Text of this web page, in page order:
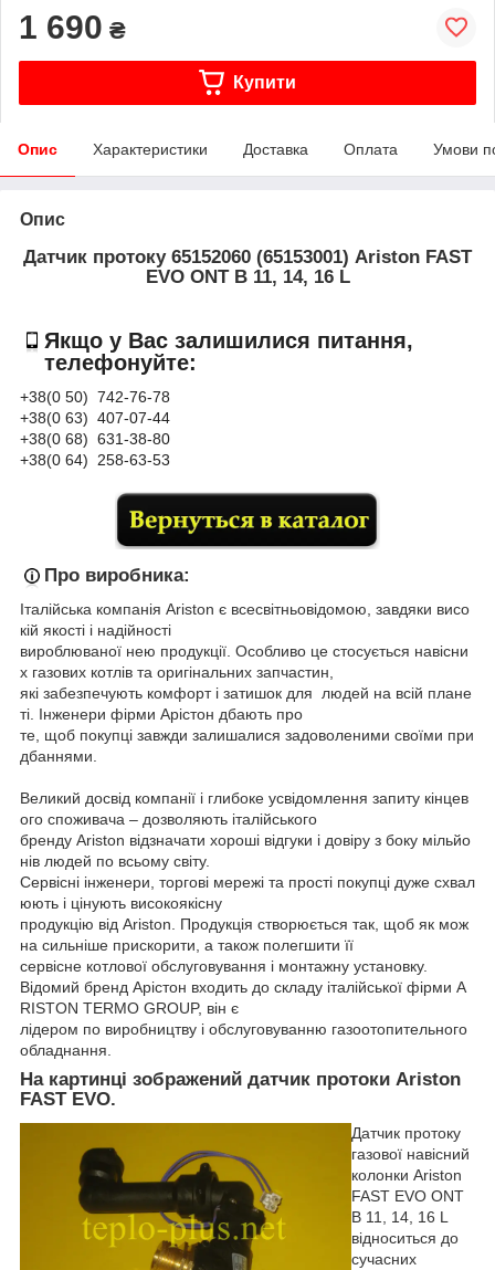
1 690 ₴
Купити
Опис Характеристики Доставка Оплата Умови
Опис
Датчик протоку 65152060 (65153001) Ariston FAST
EVO ONT B 11, 14, 16 L
Якщо у Вас залишилися питання,
телефонуйте:
+38(0 50) 742-76-78
+38(0 63) 407-07-44
+38(0 68) 631-38-80
+38(0 64) 258-63-53
Про виробника:
Італійська компанія Ariston є всесвітньовідомою завдяки висо
кій якості і надійності
вироблюваної нею продукції Особливо це стосується навісни
х газових котлів та оригінальних запчастин
які забезпечують комфорт і затишок для людей на всій плане
ті Інженери фірми Арістон дбають про
те щоб покупці завжди залишалися задоволеними своїми при
дбаннями
Великий досвід компанії і глибоке усвідомлення запиту кінцев
ого споживача – дозволяють італійського
бренду Ariston відзначати хороші відгуки і довіру з боку мільйо
нів людей по всьому світу.
Сервісні інженери торгові мережі та прості покупці дуже схвал
юють і цінують високоякісну
продукцію від Ariston Продукція створюється так щоб як мож
на сильніше прискорити а також полегшити її
сервісне котлової обслуговування і монтажну установку.
Відомий бренд Арістон входить до складу італійської фірми A
RISTON TERMO GROUP, він є
лідером по виробництву і обслуговуванню газоотопительного
обладнання
На картинці зображений датчик протоки Ariston
FAST EVO.
Датчик протоку
газової навісний
колонки Ariston
FAST EVO ONT
B 11, 14, 16 L
відноситься до
сучасних